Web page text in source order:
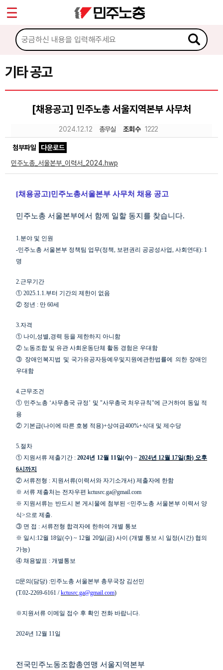
기타 공고
[채용공고] 민주노총 서울지역본부 사무처
2024.12.12 총무실 조회수 1222
첨부파일
다운로드
민주노총_서울본부_이력서_2024.hwp
[채용공고]민주노총서울본부 사무처 채용 공고
민주노총 서울본부에서 함께 일할 동지를 찾습니다.
1.분야 및 인원
-민주노총 서울본부 정책팀 업무(정책, 보편권리 공공성사업, 사회연대): 1
명
2.근무기간
① 2025.1.1.부터 기간의 제한이 없음
② 정년 : 만 60세
3.자격
① 나이 ,성별,경력 등을 제한하지 아니함
② 노동조합 및 유관 사회운동단체 활동 경험은 우대함
③ 장애인복지법 및 국가유공자등예우및지원에관한법률에 의한 장애인
우대함
4.근무조건
① 민주노총 ‘사무총국 규정’ 및 "사무총국 처우규칙"에 근거하여 동일 적
용
② 기본급(나이에 따른 호봉 적용)+상여금400%+식대 및 제수당
5.절차
① 지원서류 제출기간 : 2024년 12월 11일(수) ~ 2024년 12월 17일(화)오후
6시까지
② 서류전형 : 지원서류(이력서와 자기소개서) 제출자에 한함
※ 서류 제출처는 전자우편 kctusrc.ga@gmail.com
※ 지원서류는 반드시 본 게시물에 첨부된<민주노총 서울본부 이력서 양
식>으로 제출.
③ 면 접 : 서류전형 합격자에 한하여 개별 통보
※ 일시 :12월 18일(수) ~ 12월 20일(금) 사이 (개별 통보 시 일정(시간) 협의
가능)
④ 채용발표 : 개별통보
□문의 (담당) :민주노총 서울본부 총무국장 김선민
(T.02-2269-6161 /kctusrc.ga@gmail.com)
※지원서류 이메일 접수 후 확인 전화 바랍니다.
2024년 12월 11일
전국민주노동조합총연맹 서울지역본부
마이페이지
소개
소식
공지사항
성명·보도
노동상담
자료
부설기관
업무
Sketchbook5, 스케치북5
Sketchbook5, 스케치북5